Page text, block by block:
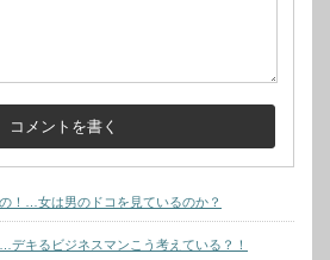
！…女は男のドコを見ているのか？
デキるビジネスマンこう考えている？！